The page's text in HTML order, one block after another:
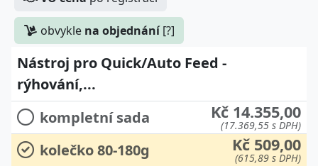
obvykle na objednání[?]
Nástroj pro Quick/Auto Feed -
rýhování,...
kompletní sada
Kč 14.355,00
(17.369,55 s DPH)
kolečko 80-180g Kč 509,00
(615,89 s DPH)